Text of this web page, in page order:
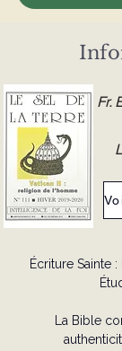
Écriture Sainte
La Bible